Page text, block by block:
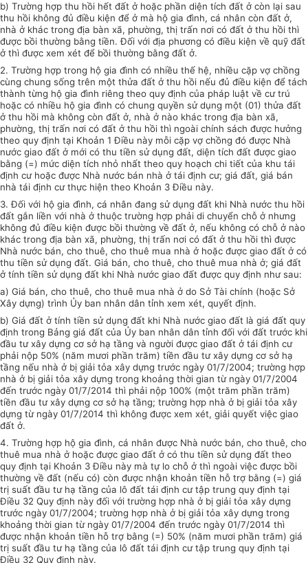
b) Trường hợp thu hồi hết đất ở hoặc phần diện tích đất ở còn lại sau
thu hồi không đủ điều kiện để ở mà hộ gia đình, cá nhân còn đất ở,
nhà ở khác trong địa bàn xã, phường, thị trấn nơi có đất ở thu hồi thì
được bồi thường bằng tiền. Đối với địa phương có điều kiện về quỹ đất
ở thì được xem xét để bồi thường bằng đất ở.
2. Trường hợp trong hộ gia đình có nhiều thế hệ, nhiều cặp vợ chồng
cùng chung sống trên một thửa đất ở thu hồi nếu đủ điều kiện để tách
thành từng hộ gia đình riêng theo quy định của pháp luật về cư trú
hoặc có nhiều hộ gia đình có chung quyền sử dụng một (01) thửa đất
ở thu hồi mà không còn đất ở, nhà ở nào khác trong địa bàn xã,
phường, thị trấn nơi có đất ở thu hồi thì ngoài chính sách được hưởng
theo quy định tại Khoản 1 Điều này mỗi cặp vợ chồng đó được Nhà
nước giao đất ở mới có thu tiền sử dụng đất, diện tích đất được giao
bằng (=) mức diện tích nhỏ nhất theo quy hoạch chi tiết của khu tái
định cư hoặc được Nhà nước bán nhà ở tái định cư; giá đất, giá bán
nhà tái định cư thực hiện theo Khoản 3 Điều này.
3. Đối với hộ gia đình, cá nhân đang sử dụng đất khi Nhà nước thu hồi
đất gắn liền với nhà ở thuộc trường hợp phải di chuyển chỗ ở nhưng
không đủ điều kiện được bồi thường về đất ở, nếu không có chỗ ở nào
khác trong địa bàn xã, phường, thị trấn nơi có đất ở thu hồi thì được
Nhà nước bán, cho thuê, cho thuê mua nhà ở hoặc được giao đất ở có
thu tiền sử dụng đất. Giá bán, cho thuê, cho thuê mua nhà ở; giá đất
ở tính tiền sử dụng đất khi Nhà nước giao đất được quy định như sau:
a) Giá bán, cho thuê, cho thuê mua nhà ở do Sở Tài chính (hoặc Sở
Xây dựng) trình Ủy ban nhân dân tỉnh xem xét, quyết định.
b) Giá đất ở tính tiền sử dụng đất khi Nhà nước giao đất là giá đất quy
định trong Bảng giá đất của Ủy ban nhân dân tỉnh đối với đất trước khi
đầu tư xây dựng cơ sở hạ tầng và người được giao đất ở tái định cư
phải nộp 50% (năm mươi phần trăm) tiền đầu tư xây dựng cơ sở hạ
tầng nếu nhà ở bị giải tỏa xây dựng trước ngày 01/7/2004; trường hợp
nhà ở bị giải tỏa xây dựng trong khoảng thời gian từ ngày 01/7/2004
đến trước ngày 01/7/2014 thì phải nộp 100% (một trăm phần trăm)
tiền đầu tưxây dựng cơ sở hạ tầng; trường hợp nhà ở bị giải tỏa xây
dựng từ ngày 01/7/2014 thì không được xem xét, giải quyết việc giao
đất ở.
4. Trường hợp hộ gia đình, cá nhân được Nhà nước bán, cho thuê, cho
thuê mua nhà ở hoặc được giao đất ở có thu tiền sử dụng đất theo
quy định tại Khoản 3 Điều này mà tự lo chỗ ở thì ngoài việc được bồi
thường về đất (nếu có) còn được nhận khoản tiền hỗ trợ bằng (=) giá
trị suất đầu tư hạ tầng của lô đất tái định cư tập trung quy định tại
Điều 32 Quy định này đối với trường hợp nhà ở bị giải tỏa xây dựng
trước ngày 01/7/2004; trường hợp nhà ở bị giải tỏa xây dựng trong
khoảng thời gian từ ngày 01/7/2004 đến trước ngày 01/7/2014 thì
được nhận khoản tiền hỗ trợ bằng (=) 50% (năm mươi phần trăm) giá
trị suất đầu tư hạ tầng của lô đất tái định cư tập trung quy định tại
Điều 32 Quy định này.